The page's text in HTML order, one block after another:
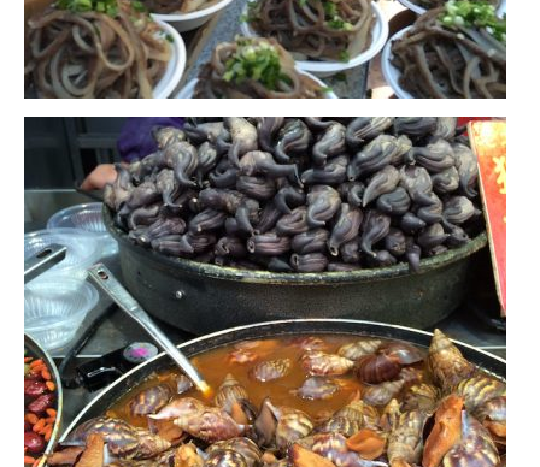
– Hanoi
– Hué & Hoi An
BONNES ADRESSES
BERLIN
Restos asiatiques
Marchés
CHIANG MAI
Cafés
HANOI